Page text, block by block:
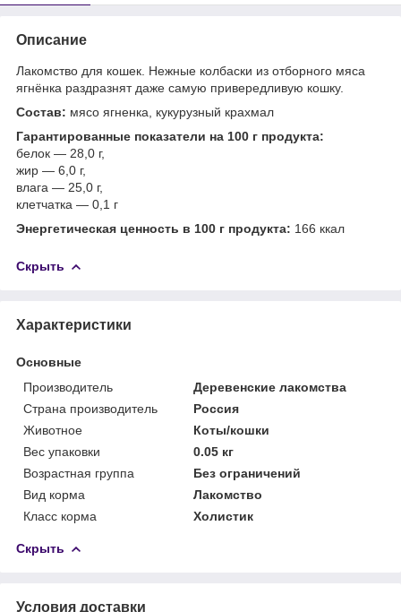
Описание
Лакомство для кошек. Нежные колбаски из отборного мяса
ягнёнка раздразнят даже самую привередливую кошку.
Состав: мясо ягненка, кукурузный крахмал
Гарантированные показатели на 100 г продукта:
белок — 28,0 г,
жир — 6,0 г,
влага — 25,0 г,
клетчатка — 0,1 г
Энергетическая ценность в 100 г продукта: 166 ккал
Скрыть
Характеристики
Основные
Производитель
Деревенские лакомства
Страна производитель
Россия
Животное
Коты/кошки
Вес упаковки
0.05 кг
Возрастная группа
Без ограничений
Вид корма
Лакомство
Класс корма
Холистик
Скрыть
Условия доставки